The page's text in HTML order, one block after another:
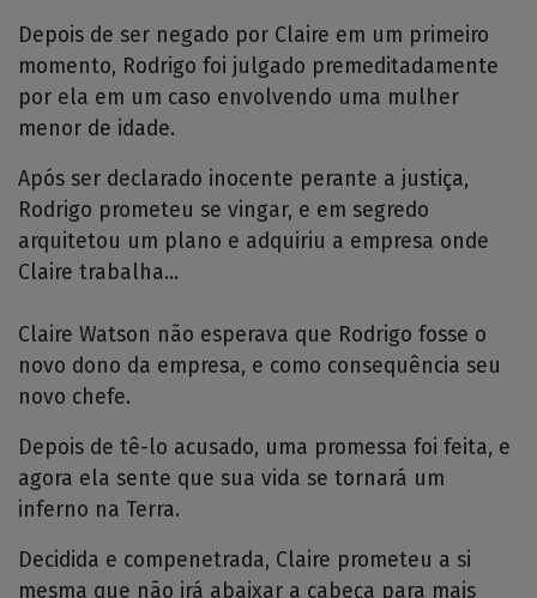
Depois de ser negado por Claire em um primeiro
momento, Rodrigo foi julgado premeditadamente
por ela em um caso envolvendo uma mulher
menor de idade.
Após ser declarado inocente perante a justiça,
Rodrigo prometeu se vingar, e em segredo
arquitetou um plano e adquiriu a empresa onde
Claire trabalha...
Claire Watson não esperava que Rodrigo fosse o
novo dono da empresa, e como consequência seu
novo chefe.
Depois de tê-lo acusado, uma promessa foi feita, e
agora ela sente que sua vida se tornará um
inferno na Terra.
Decidida e compenetrada, Claire prometeu a si
mesma que não irá abaixar a cabeça para mais